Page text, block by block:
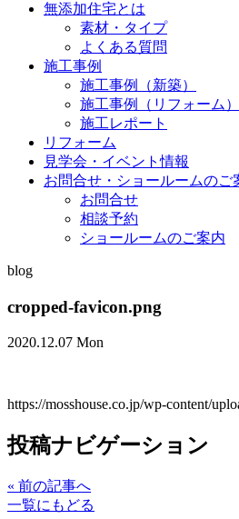
無添加住宅とは
素材・タイプ
よくある質問
施工事例
施工事例（新築）
施工事例（リフォーム）
施工レポート
リフォーム
見学会・イベント情報
お問合せ・ショールームのご
お問合せ
相談予約
ショールームのご案内
blog
cropped-favicon.png
2020.12.07 Mon
https://mosshouse.co.jp/wp-content/
投稿ナビゲーション
« 前の記事へ
一覧にもどる